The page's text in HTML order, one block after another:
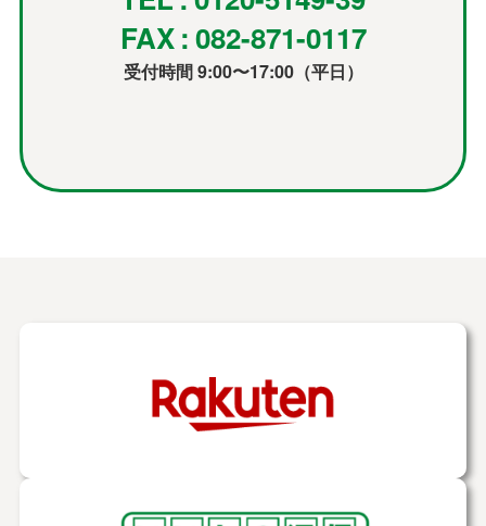
FAX : 082-871-0117
受付時間 9:00〜17:00（平日）